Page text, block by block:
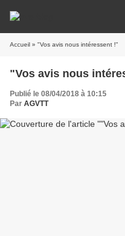
Accueil » "Vos avis nous intéressent !"
"Vos avis nous
Publié le 08/04/2018 à 10:15
Par AGVTT